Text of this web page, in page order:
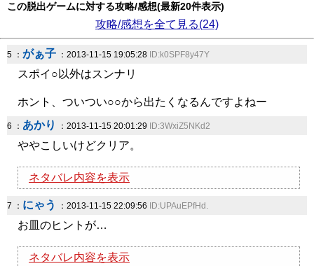
この脱出ゲームに対する攻略/感想(最新20件表示)
攻略/感想を全て見る(24)
5 ： がぁ子 ：2013-11-15 19:05:28 ID:k0SPF8y47Y
スポイ○以外はスンナリ
ホント、ついつい○○から出たくなるんですよねー
6 ： あかり ：2013-11-15 20:01:29 ID:3WxiZ5NKd2
ややこしいけどクリア。
ネタバレ内容を表示
7 ： にゃう ：2013-11-15 22:09:56 ID:UPAuEPfHd.
お皿のヒントが…
ネタバレ内容を表示